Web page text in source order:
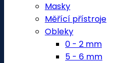
Masky
Měřící přístroje
Obleky
0 - 2 mm
5 - 6 mm